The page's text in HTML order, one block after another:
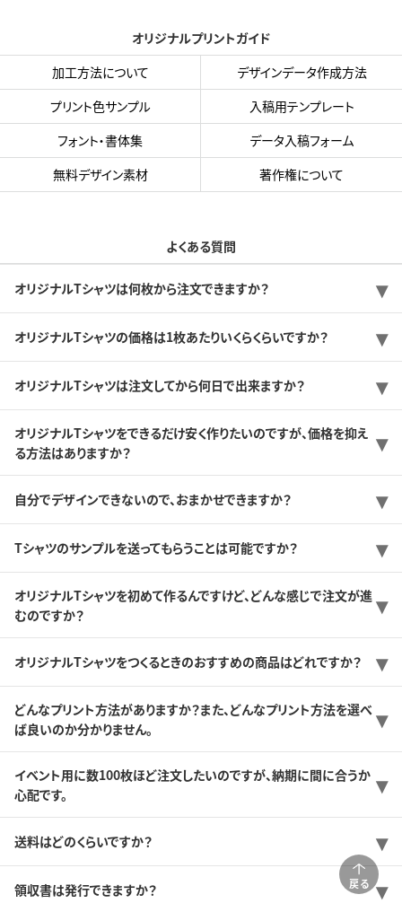
戻る
オリジナルプリントガイド
加工方法について
デザインデータ作成方法
プリント色サンプル
入稿用テンプレート
フォント・書体集
データ入稿フォーム
無料デザイン素材
著作権について
よくある質問
オリジナルTシャツは何枚から注文できますか？
オリジナルTシャツの価格は1枚あたりいくらくらいですか？
オリジナルTシャツは注文してから何日で出来ますか？
オリジナルTシャツをできるだけ安く作りたいのですが、価格を抑え
る方法はありますか？
自分でデザインできないので、おまかせできますか？
Tシャツのサンプルを送ってもらうことは可能ですか？
オリジナルTシャツを初めて作るんですけど、どんな感じで注文が進
むのですか？
オリジナルTシャツをつくるときのおすすめの商品はどれですか？
どんなプリント方法がありますか？また、どんなプリント方法を選べ
ば良いのか分かりません。
イベント用に数100枚ほど注文したいのですが、納期に間に合うか
心配です。
送料はどのくらいですか？
領収書は発行できますか？